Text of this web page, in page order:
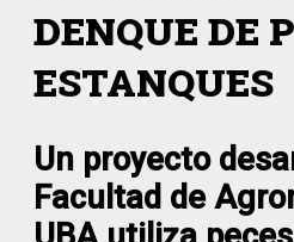
DENQUE DE
ESTANQUES
Un proyecto
Facultad de